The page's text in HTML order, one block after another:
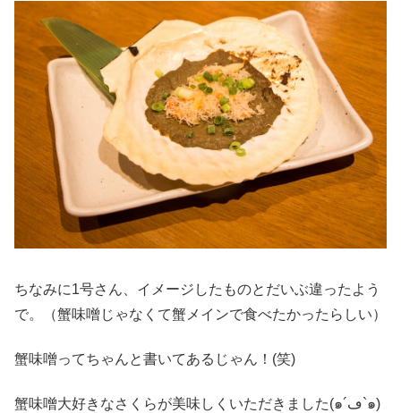
ちなみに1号さん、イメージしたものとだいぶ違ったよう
で。（蟹味噌じゃなくて蟹メインで食べたかったらしい）
蟹味噌ってちゃんと書いてあるじゃん！(笑)
蟹味噌大好きなさくらが美味しくいただきました(๑´ڡ`๑)